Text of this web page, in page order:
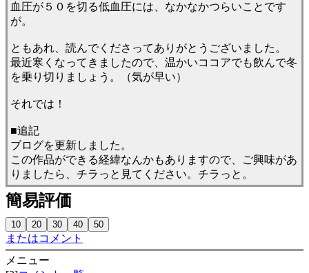
血圧が５０を切る低血圧には、なかなかつらいことです
が。
ともあれ、読んでくださってありがとうございました。
最近寒くなってきましたので、温かいココアでも飲んで冬
を乗り切りましょう。（気が早い）
それでは！
■追記
ブログを更新しました。
この作品ができる経緯なんかもありますので、ご興味があ
りましたら、チラっと見てください。チラっと。
簡易評価
またはコメント
メニュー